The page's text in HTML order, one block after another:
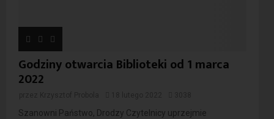
Godziny otwarcia Biblioteki od 1 marca
2022
Szanowni Państwo, Drodzy Czytelnicy uprzejmie